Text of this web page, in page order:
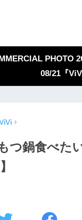
PHOTO
08/21『
つ鍋食べた